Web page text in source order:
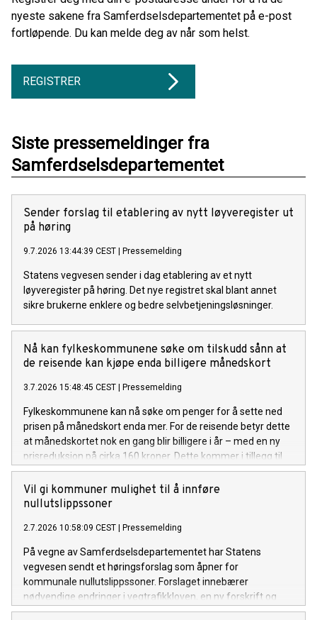
nyeste sakene fra Samferdselsdepartementet på e-post
fortløpende. Du kan melde deg av når som helst.
REGISTRER
Siste pressemeldinger fra
Samferdselsdepartementet
Sender forslag til etablering av nytt løyveregister ut
på høring
9.7.2026 13:44:39 CEST Pressemelding
Statens vegvesen sender i dag etablering av et nytt
løyveregister på høring. Det nye registret skal blant annet
sikre brukerne enklere og bedre selvbetjeningsløsninger.
Nå kan fylkeskommunene søke om tilskudd sånn at
de reisende kan kjøpe enda billigere månedskort
3.7.2026 15:48:45 CEST Pressemelding
Fylkeskommunene kan nå søke om penger for å sette ned
prisen på månedskort enda mer. For de reisende betyr dette
at månedskortet nok en gang blir billigere i år – med en ny
prisreduksjon på cirka 160 kroner. Dette kommer i tillegg til
den forrige prisreduksjonen på om lag 100 kroner.
Vil gi kommuner mulighet til å innføre
nullutslippssoner
2.7.2026 10:58:09 CEST Pressemelding
På vegne av Samferdselsdepartementet har Statens
vegvesen sendt et høringsforslag som åpner for
kommunale nullutslippssoner. Forslaget innebærer
nødvendige endringer i vegtrafikkloven, en ny forskrift og
endringer i skiltforskriften. Formålet er blant annet å